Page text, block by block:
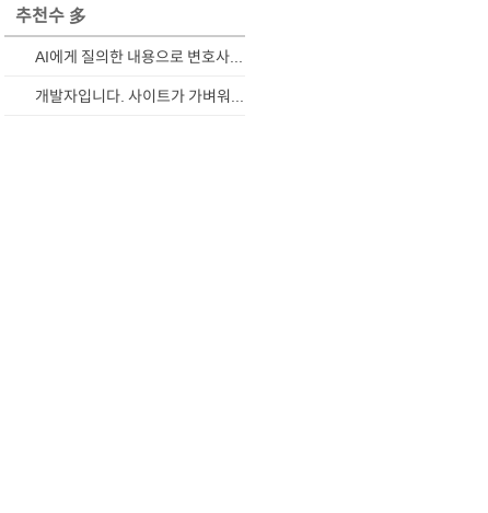
추천수 多
AI에게 질의한 내용으로 변호사와 상담하기
개발자입니다. 사이트가 가벼워졌습니다.